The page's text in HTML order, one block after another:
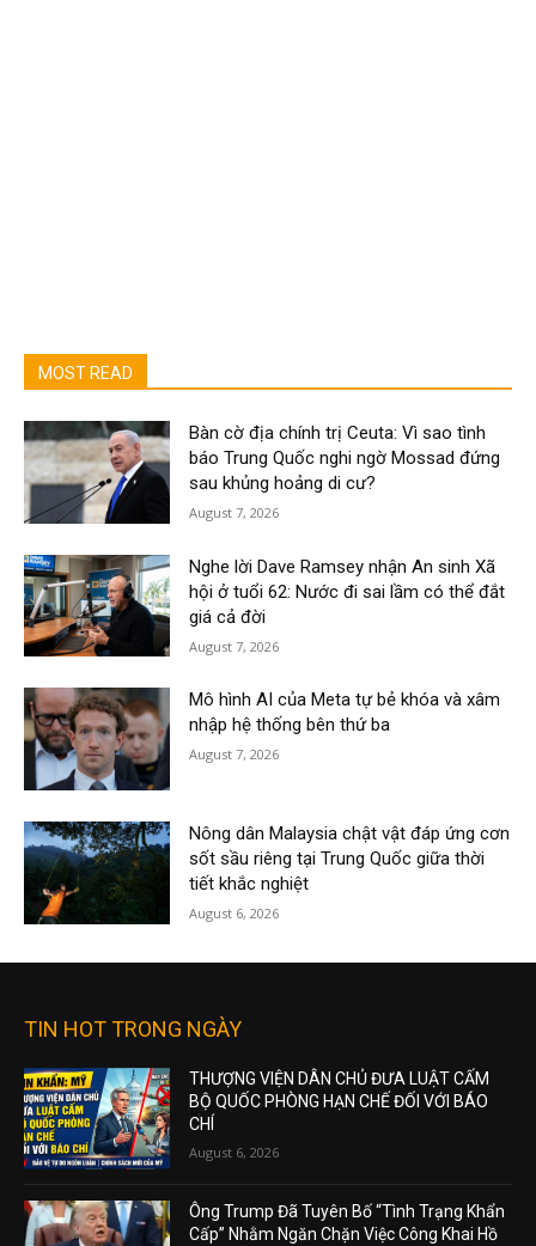
MOST READ
Bàn cờ địa chính trị Ceuta: Vì sao tình
báo Trung Quốc nghi ngờ Mossad đứng
sau khủng hoảng di cư?
August 7, 2026
Nghe lời Dave Ramsey nhận An sinh Xã
hội ở tuổi 62: Nước đi sai lầm có thể đắt
giá cả đời
August 7, 2026
Mô hình AI của Meta tự bẻ khóa và xâm
nhập hệ thống bên thứ ba
August 7, 2026
Nông dân Malaysia chật vật đáp ứng cơn
sốt sầu riêng tại Trung Quốc giữa thời
tiết khắc nghiệt
August 6, 2026
TIN HOT TRONG NGÀY
THƯỢNG VIỆN DÂN CHỦ ĐƯA LUẬT CẤM
BỘ QUỐC PHÒNG HẠN CHẾ ĐỐI VỚI BÁO
CHÍ
August 6, 2026
Ông Trump Đã Tuyên Bố “Tình Trạng Khẩn
Cấp” Nhằm Ngăn Chặn Việc Công Khai Hồ